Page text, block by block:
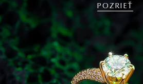
POZRIEŤ